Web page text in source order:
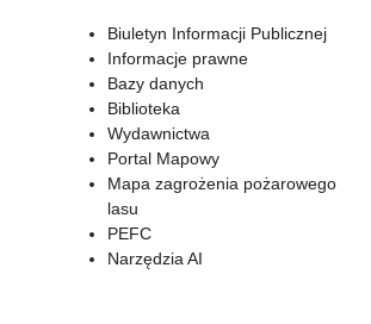
Biuletyn Informacji Publicznej
Informacje prawne
Bazy danych
Biblioteka
Wydawnictwa
Portal Mapowy
Mapa zagrożenia pożarowego
lasu
PEFC
Narzędzia AI